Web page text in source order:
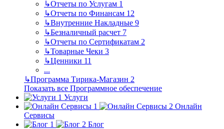
↳Отчеты по Услугам 1
↳Отчеты по Финансам 12
↳Внутренние Накладные 9
↳Безналичный расчет 7
↳Отчеты по Сертификатам 2
↳Товарные Чеки 3
↳Ценники 11
...
↳Программа Тирика-Магазин 2
Показать все Программное обеспечение
Услуги
Онлайн
Сервисы
Блог